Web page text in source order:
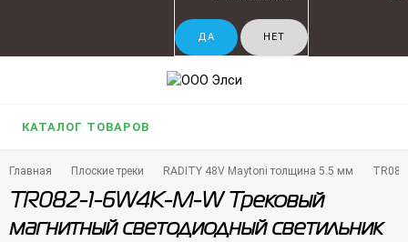
КАТАЛОГ ТОВАРОВ
Главная Плоские треки RADITY 48V Maytoni толщина 5.5 мм
TR082-1-6W4K-M-W Трековый
магнитный светодиодный светильник